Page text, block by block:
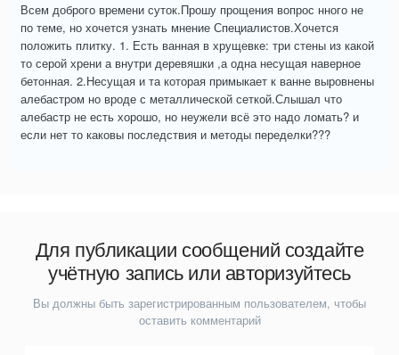
Всем доброго времени суток.Прошу прощения вопрос нного не
по теме, но хочется узнать мнение Специалистов.Хочется
положить плитку. 1. Есть ванная в хрущевке: три стены из какой
то серой хрени а внутри деревяшки ,а одна несущая наверное
бетонная. 2.Несущая и та которая примыкает к ванне выровнены
алебастром но вроде с металлической сеткой.Слышал что
алебастр не есть хорошо, но неужели всё это надо ломать? и
если нет то каковы последствия и методы переделки???
Для публикации сообщений создайте
учётную запись или авторизуйтесь
Вы должны быть зарегистрированным пользователем, чтобы
оставить комментарий